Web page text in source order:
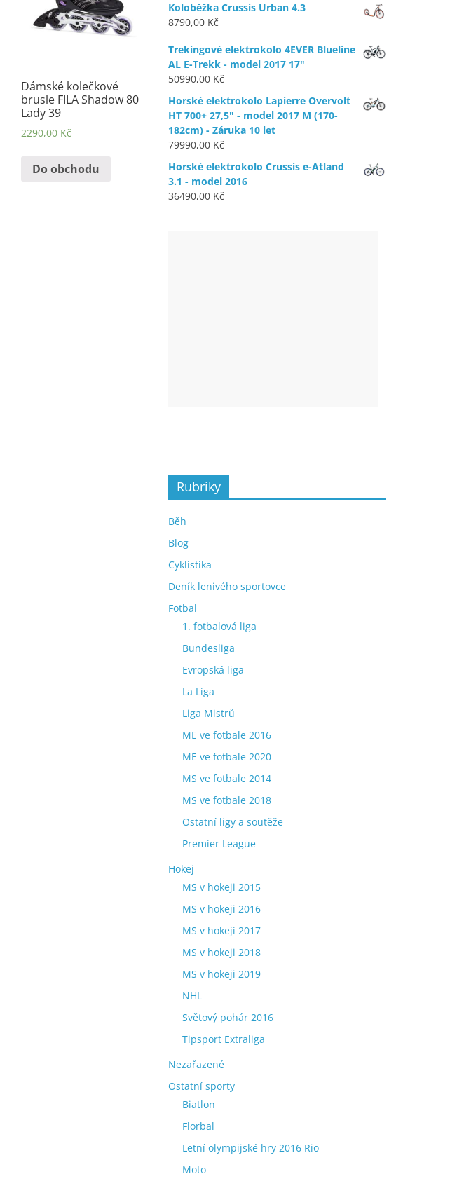
Dámské kolečkové
brusle FILA Shadow 80
Lady 39
2290,00 Kč
Do obchodu
Koloběžka Crussis Urban 4.3
8790,00 Kč
Trekingové elektrokolo 4EVER Blueline
AL E-Trekk - model 2017 17"
50990,00 Kč
Horské elektrokolo Lapierre Overvolt
HT 700+ 27,5" - model 2017 M (170-
182cm) - Záruka 10 let
79990,00 Kč
Horské elektrokolo Crussis e-Atland
3.1 - model 2016
36490,00 Kč
Rubriky
Běh
Blog
Cyklistika
Deník lenivého sportovce
Fotbal
1. fotbalová liga
Bundesliga
Evropská liga
La Liga
Liga Mistrů
ME ve fotbale 2016
ME ve fotbale 2020
MS ve fotbale 2014
MS ve fotbale 2018
Ostatní ligy a soutěže
Premier League
Hokej
MS v hokeji 2015
MS v hokeji 2016
MS v hokeji 2017
MS v hokeji 2018
MS v hokeji 2019
NHL
Světový pohár 2016
Tipsport Extraliga
Nezařazené
Ostatní sporty
Biatlon
Florbal
Letní olympijské hry 2016 Rio
Moto